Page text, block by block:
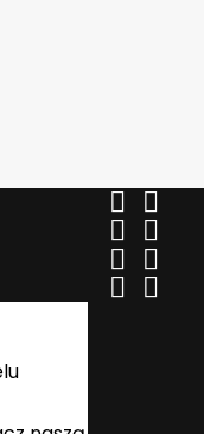
 
 
 
 